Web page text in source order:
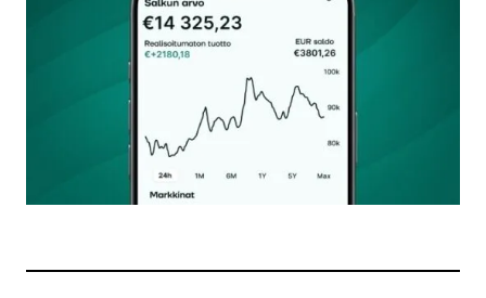
Nimesi tai nimimerkkisi
Sähköpostiosoitteesi
Tilaa SalkunRakentajan uutiskirje